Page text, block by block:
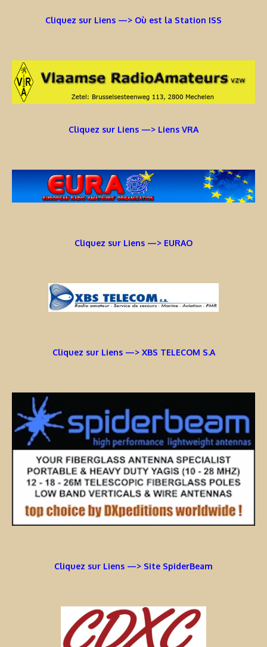
Cliquez sur Liens —> Où est la Station ISS
Cliquez sur Liens —> Liens VRA
Cliquez sur Liens —> EURAO
Cliquez sur Liens —> XBS TELECOM S.A
Cliquez sur Liens —> Site SpiderBeam